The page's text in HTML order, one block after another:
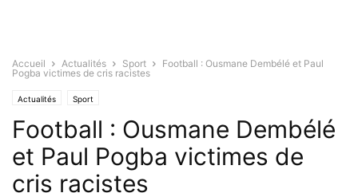
Accueil Actualités Sport
Football : Ousmane Dembélé et Paul
Pogba victimes de cris racistes
Actualités Sport
Football : Ousmane Dembélé
et Paul Pogba victimes de
cris racistes